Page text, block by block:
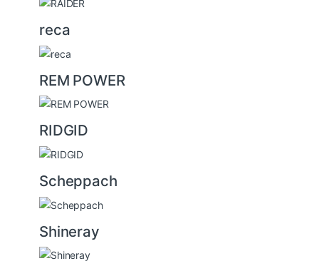
reca
REM POWER
RIDGID
Scheppach
Shineray